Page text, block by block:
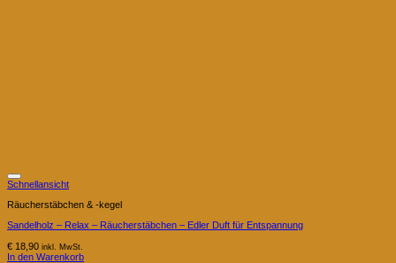
Schnellansicht
Räucherstäbchen & -kegel
Sandelholz – Relax – Räucherstäbchen – Edler Duft für Entspannung
€ 18,90 inkl. MwSt.
In den Warenkorb